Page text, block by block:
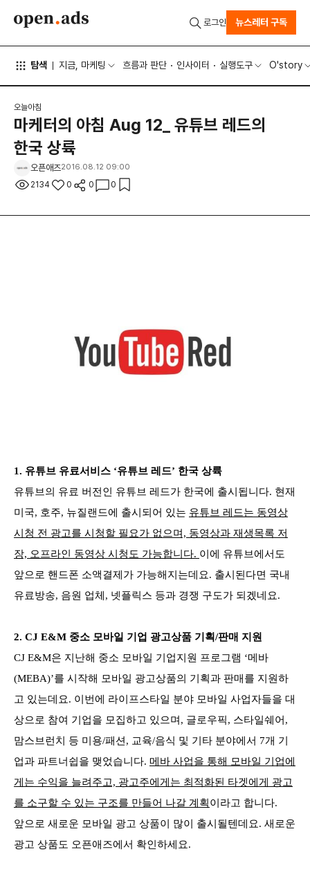
탐색 지금, 마케팅 흐름과 판단 인사이터 실행도구 O'story
로그인 뉴스레터 구독
오늘아침
마케터의 아침 Aug 12_ 유튜브 레드의
한국 상륙
오픈애즈2016.08.12 09:00
2134 0 0 0
1. 유튜브 유료서비스 ‘유튜브 레드’ 한국 상륙
유튜브의 유료 버전인 유튜브 레드가 한국에 출시됩니다. 현재
미국, 호주, 뉴질랜드에 출시되어 있는 유튜브 레드는 동영상
시청 전 광고를 시청할 필요가 없으며, 동영상과 재생목록 저
장, 오프라인 동영상 시청도 가능합니다. 이에 유튜브에서도
앞으로 핸드폰 소액결제가 가능해지는데요. 출시된다면 국내
유료방송, 음원 업체, 넷플릭스 등과 경쟁 구도가 되겠네요.
2. CJ E&M 중소 모바일 기업 광고상품 기획/판매 지원
CJ E&M은 지난해 중소 모바일 기업지원 프로그램 ‘메바
(MEBA)’를 시작해 모바일 광고상품의 기획과 판매를 지원하
고 있는데요. 이번에 라이프스타일 분야 모바일 사업자들을 대
상으로 참여 기업을 모집하고 있으며, 글로우픽, 스타일쉐어,
맘스브런치 등 미용/패션, 교육/음식 및 기타 분야에서 7개 기
업과 파트너쉽을 맺었습니다. 메바 사업을 통해 모바일 기업에
게는 수익을 늘려주고, 광고주에게는 최적화된 타겟에게 광고
를 소구할 수 있는 구조를 만들어 나갈 계획이라고 합니다.
앞으로 새로운 모바일 광고 상품이 많이 출시될텐데요. 새로운
광고 상품도 오픈애즈에서 확인하세요.